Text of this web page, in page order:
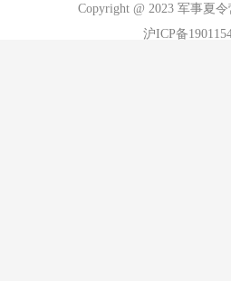
Copyright @ 2023 军事夏
沪ICP备